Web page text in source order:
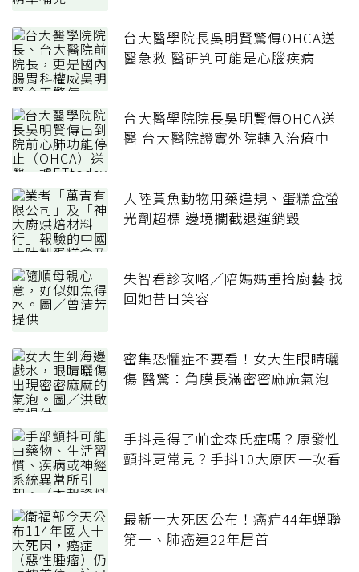
台大醫學院長吳明賢驚傳OHCA送
醫急救 醫研判可能是心腦疾病
台大醫學院院長吳明賢傳OHCA送
醫 台大醫院證實外院轉入治療中
大陸黃魚動物用藥違規、蛋糕盒螢
光劑超標 邊境攔截退運銷毀
失智看診攻略／陪媽媽重拾廚藝 找
回她昔日笑容
密集恐懼症不要看！女大生眼睛曬
傷 醫驚：角膜長滿密密麻麻氣泡
手抖是得了帕金森氏症嗎？原發性
顫抖更常見？手抖10大原因一次看
最新十大死因公布！癌症44年蟬聯
第一、肺癌連22年居首